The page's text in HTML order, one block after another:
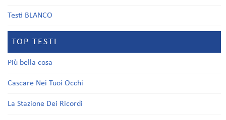
Testi BLANCO
TOP TESTI
Più bella cosa
Cascare Nei Tuoi Occhi
La Stazione Dei Ricordi